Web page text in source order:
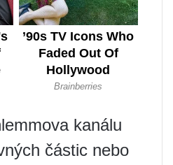
kanálu
částic nebo